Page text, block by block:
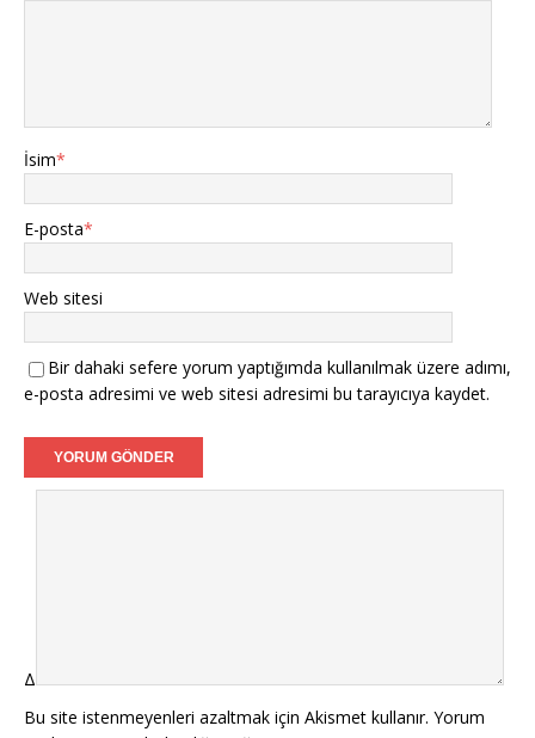
İsim*
E-posta*
Web sitesi
Bir dahaki sefere yorum yaptığımda kullanılmak üzere adımı,
e-posta adresimi ve web sitesi adresimi bu tarayıcıya kaydet.
Δ
Bu site istenmeyenleri azaltmak için Akismet kullanır. Yorum